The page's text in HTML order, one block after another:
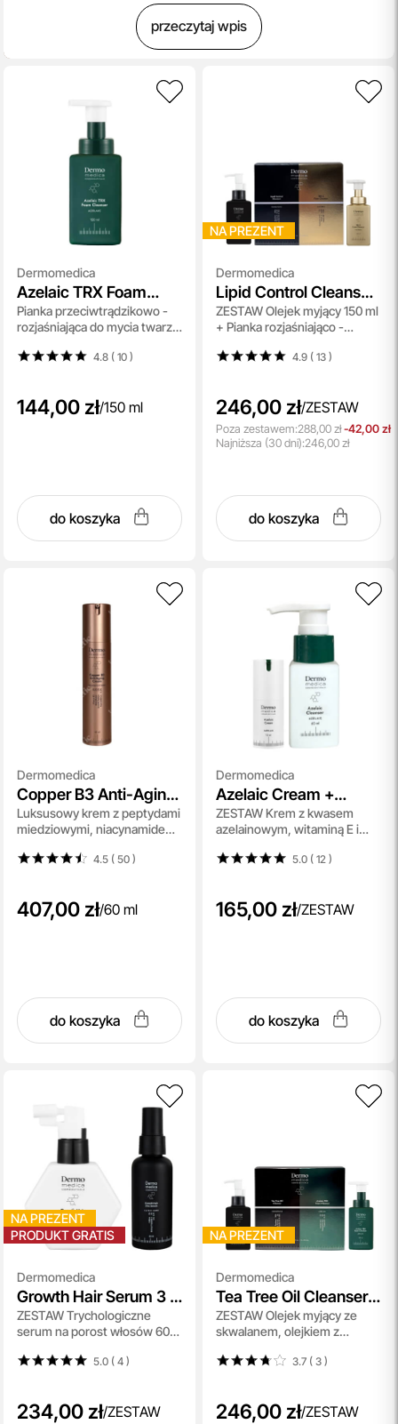
przeczytaj wpis
Dermomedica
Azelaic TRX Foam
Cleanser
Pianka przeciwtrądzikowo -
rozjaśniająca do mycia twarzy
4.8 ( 10)
144,00 zł/150 ml
do koszyka
NA PREZENT
Dermomedica
Lipid Control Cleanser
+ TRX C Foam
Cleanser
ZESTAW Olejek myjący 150 ml
+ Pianka rozjaśniająco -
150 ml
4.9 ( 13)
246,00 zł/ZESTAW
Poza zestawem:288,00 zł-42,00 zł
Najniższa (30 dni):246,00 zł
do koszyka
Dermomedica
Copper B3 Anti-Aging
Cream
Luksusowy krem z peptydami
miedziowymi, niacynamidem i
4.5 ( 50)
407,00 zł/60 ml
do koszyka
Dermomedica
Azelaic Cream +
Azelaic Cleanser
ZESTAW Krem z kwasem
azelainowym, witaminą E i
Żel do mycia z kwasem
5.0 ( 12 )
165,00 zł/ZESTAW
do koszyka
NA PREZENT
PRODUKT GRATIS
Dermomedica
Growth Hair Serum 3 +
Growth Hair Zinc
Serum
ZESTAW Trychologiczne
serum na porost włosów 60
kompleksem peptydowo-
5.0 ( 4)
234,00 zł/ZESTAW
NA PREZENT
Dermomedica
Tea Tree Oil Cleanser +
Azelaic TRX Foam
Cleanser
ZESTAW Olejek myjący ze
skwalanem, olejkiem z
olejkiem lawendowym 150 ml
3.7 ( 3)
246,00 zł/ZESTAW